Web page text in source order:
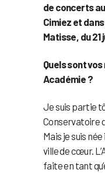
de concerts
Cimiez et
Matisse, du 21
Quels sont
Académie ?
Je suis partie
Conservatoire
Mais je suis née
ville de cœur.
faite en tant